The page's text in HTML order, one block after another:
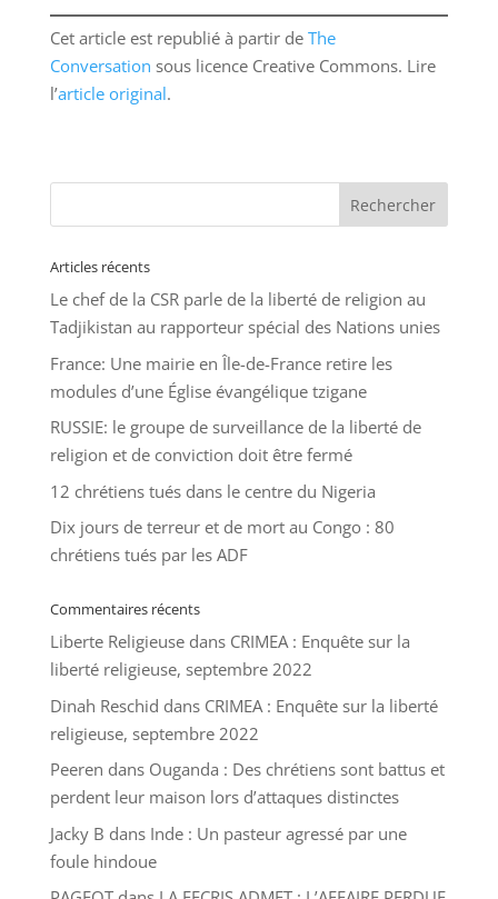
Cet article est republié à partir de The
Conversation sous licence Creative Commons. Lire
l’article original.
Articles récents
Le chef de la CSR parle de la liberté de religion au
Tadjikistan au rapporteur spécial des Nations unies
France: Une mairie en Île-de-France retire les
modules d’une Église évangélique tzigane
RUSSIE: le groupe de surveillance de la liberté de
religion et de conviction doit être fermé
12 chrétiens tués dans le centre du Nigeria
Dix jours de terreur et de mort au Congo : 80
chrétiens tués par les ADF
Commentaires récents
Liberte Religieusedans CRIMEA : Enquête sur la
liberté religieuse, septembre 2022
Dinah Reschid dans CRIMEA : Enquête sur la liberté
religieuse, septembre 2022
Peeren dans Ouganda : Des chrétiens sont battus et
perdent leur maison lors d’attaques distinctes
Jacky B dans Inde : Un pasteur agressé par une
foule hindoue